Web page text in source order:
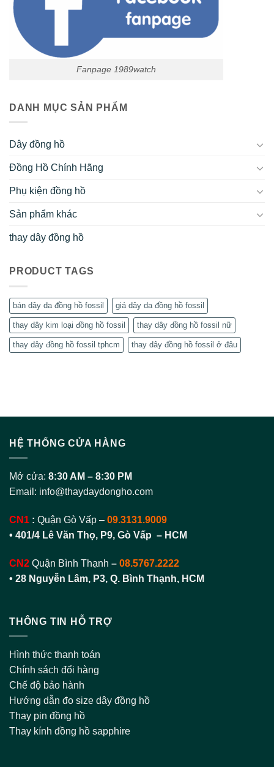
Fanpage 1989watch
DANH MỤC SẢN PHẨM
Dây đồng hồ
Đồng Hồ Chính Hãng
Phụ kiện đồng hồ
Sản phẩm khác
thay dây đồng hồ
PRODUCT TAGS
bán dây da đồng hồ fossil giá dây da đồng hồ fossil
thay dây kim loại đồng hồ fossil thay dây đồng hồ fossil nữ
thay dây đồng hồ fossil tphcm thay dây đồng hồ fossil ở đâu
HỆ THỐNG CỬA HÀNG
Mở cửa: 8:30 AM – 8:30 PM
Email: info@thaydaydongho.com
CN1 : Quận Gò Vấp – 09.3131.9009
• 401/4 Lê Văn Thọ, P9, Gò Vấp – HCM
CN2 Quận Bình Thạnh – 08.5767.2222
• 28 Nguyễn Lâm, P3, Q. Bình Thạnh, HCM
THÔNG TIN HỖ TRỢ
Hình thức thanh toán
Chính sách đổi hàng
Chế độ bảo hành
Hướng dẫn đo size dây đồng hồ
Thay pin đồng hồ
Thay kính đồng hồ sapphire